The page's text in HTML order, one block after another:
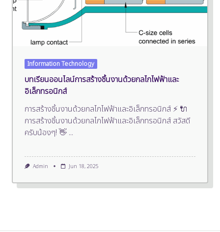
Information Technology
บทเรียนออนไลน์การสร้างชิ้นงานด้วยกลไกไฟฟ้าและ
อิเล็กทรอนิกส์
การสร้างชิ้นงานด้วยกลไกไฟฟ้าและอิเล็กทรอนิกส์ ⚡ 🔌
การสร้างชิ้นงานด้วยกลไกไฟฟ้าและอิเล็กทรอนิกส์ สวัสดี
ครับน้องๆ! 👋 ...
Admin Jun 18, 2025